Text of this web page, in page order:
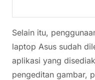
Selain itu,
laptop Asus sudah
aplikasi yang
pengeditan gambar,